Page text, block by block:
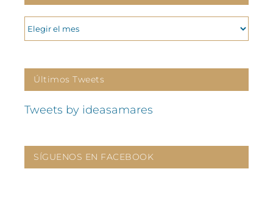
ARCHIVOS
Últimos Tweets
Tweets by ideasamares
SÍGUENOS EN FACEBOOK